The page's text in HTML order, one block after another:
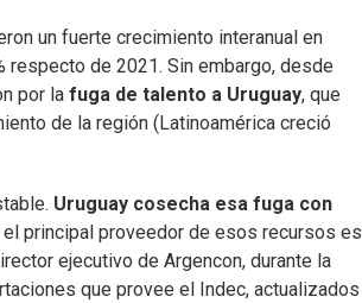
un fuerte crecimiento interanual en
respecto de 2021. Sin embargo, desde
por la fuga de talento a Uruguay, que
de la región (Latinoamérica creció
Uruguay cosecha esa fuga con
principal proveedor de esos recursos es
ejecutivo de Argencon, durante la
que provee el Indec, actualizados